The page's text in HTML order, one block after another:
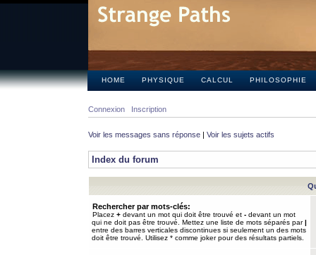
HOME PHYSIQUE CALCUL PHILOSOPHIE
Connexion Inscription
Voir les messages sans réponse | Voir les sujets actifs
Index du forum
Rechercher par mots-clés:
Placez + devant un mot qui doit être trouvé et - devant un mot
qui ne doit pas être trouvé. Mettez une liste de mots séparés par|
entre des barres verticales discontinues si seulement un des mots
doit être trouvé. Utilisez * comme joker pour des résultats partiels.